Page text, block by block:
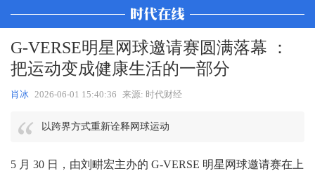
G-VERSE明星网球邀请赛圆满落幕 ：
把运动变成健康生活的一部分
肖冰 2026-06-01 15:40:36 来源: 时代财经
以跨界方式重新诠释网球运动
5 月 30 日，由刘畊宏主办的 G-VERSE 明星网球邀请赛在上